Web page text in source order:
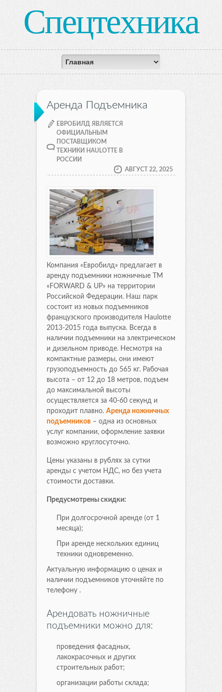
Спецтехника
Аренда Подъемника
ЕВРОБИЛД ЯВЛЯЕТСЯ
ОФИЦИАЛЬНЫМ
ПОСТАВЩИКОМ
ТЕХНИКИ HAULOTTE В
РОССИИ
АВГУСТ 22, 2025
Компания «Евробилд» предлагает в
аренду подъемники ножничные ТМ
«FORWARD & UP» на территории
Российской Федерации. Наш парк
состоит из новых подъемников
французского производителя Haulotte
2013-2015 года выпуска. Всегда в
наличии подъемники на электрическом
и дизельном приводе. Несмотря на
компактные размеры, они имеют
грузоподъемность до 565 кг. Рабочая
высота – от 12 до 18 метров, подъем
до максимальной высоты
осуществляется за 40-60 секунд и
проходит плавно. Аренда ножничных
подъемников – одна из основных
услуг компании, оформление заявки
возможно круглосуточно.
Цены указаны в рублях за сутки
аренды с учетом НДС, но без учета
стоимости доставки.
Предусмотрены скидки:
При долгосрочной аренде (от 1
месяца);
При аренде нескольких единиц
техники одновременно.
Актуальную информацию о ценах и
наличии подъемников уточняйте по
телефону .
Арендовать ножничные
подъемники можно для:
проведения фасадных,
лакокрасочных и других
строительных работ;
организации работы склада;